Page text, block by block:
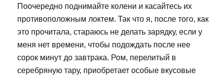
Поочередно поднимайте колени и касайтесь их
противоположным локтем. Так что я, после того, как
это прочитала, стараюсь не делать зарядку, если у
меня нет времени, чтобы подождать после нее
сорок минут до завтрака. Ром, перелитый в
серебряную тару, приобретает особые вкусовые